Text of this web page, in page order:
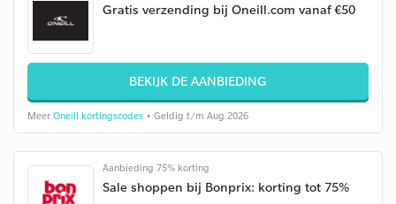
Gratis verzending bij Oneill.com vanaf €50
BEKIJK DE AANBIEDING
Meer Oneill kortingscodes • Geldig t/m Aug 2026
Aanbieding 75% korting
Sale shoppen bij Bonprix: korting tot 75%